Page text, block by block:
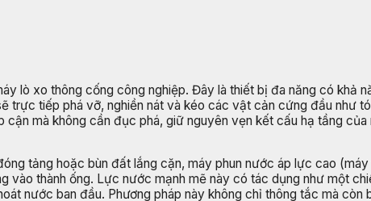
lò xo thông cống công nghiệp. Đây là thiết bị đa năng có khả
trực tiếp phá vỡ, nghiền nát và kéo các vật cản cứng đầu như
mà không cần đục phá, giữ nguyên vẹn kết cấu hạ tầng của
tảng hoặc bùn đất lắng cặn, máy phun nước áp lực cao
thành ống. Lực nước mạnh mẽ này có tác dụng như một
nước ban đầu. Phương pháp này không chỉ thông tắc mà